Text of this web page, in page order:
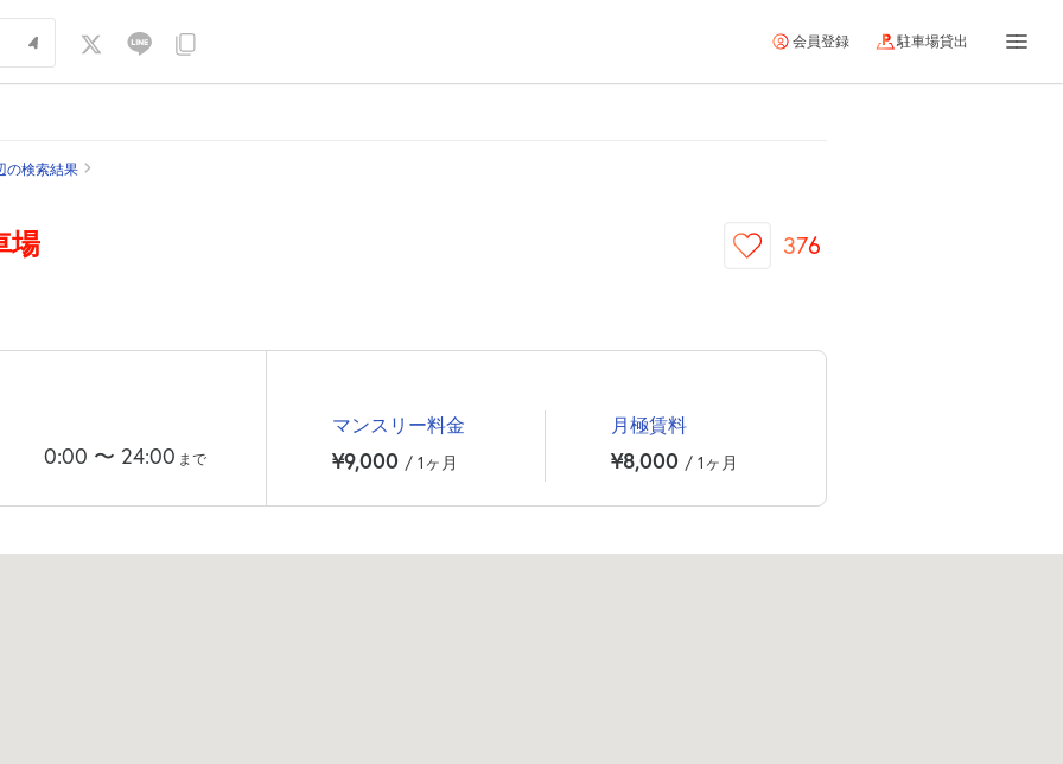
会員登録 駐車場貸出
の検索結果
場 376
0:00 〜 24:00 まで
マンスリー料金
¥9,000 / 1ヶ月
月極賃料
¥8,000 / 1ヶ月